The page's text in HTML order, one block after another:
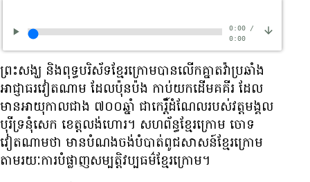
0:00/
0:00
ព្រះសង្ឃ និង​ពុទ្ធបរិស័ទ​ខ្មែរ​ក្រោម​បាន​លើក​គ្នា​តវ៉ា​ប្រឆាំង​
អាជ្ញាធរ​វៀតណាម ដែល​ប៉ុនប៉ង កាប់​យក​ដើម​គគីរ ដែល​
មាន​អាយុ​កាល​ជាង ៧០០ឆ្នាំ ជា​កេរ្តិ៍​ដំណែល​របស់​វត្ត​មង្គល​
បុរី​ទ្រនុំ​សេក​ ​ខេត្ត​លង់​ហោរ។ សហព័ន្ធ​ខ្មែរ​ក្រោម ចោទ​
វៀតណាម​ថា មាន​បំណង​ចង់​បំបាត់​ពូជសាសន៍​ខ្មែរ​ក្រោម
តាមរយៈ​ការ​បំផ្លាញ​​​សម្បត្តិ​វប្បធម៌​ខ្មែរ​ក្រោម។